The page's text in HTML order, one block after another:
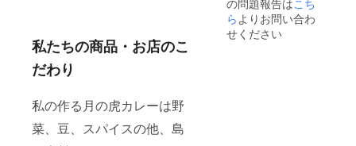
私たちの商品・お店のこ
だわり
私の作る月の虎カレーは野
菜、豆、スパイスの他、島
なりま
す。
「有効
期限：
ら よりお問い合わ
せください